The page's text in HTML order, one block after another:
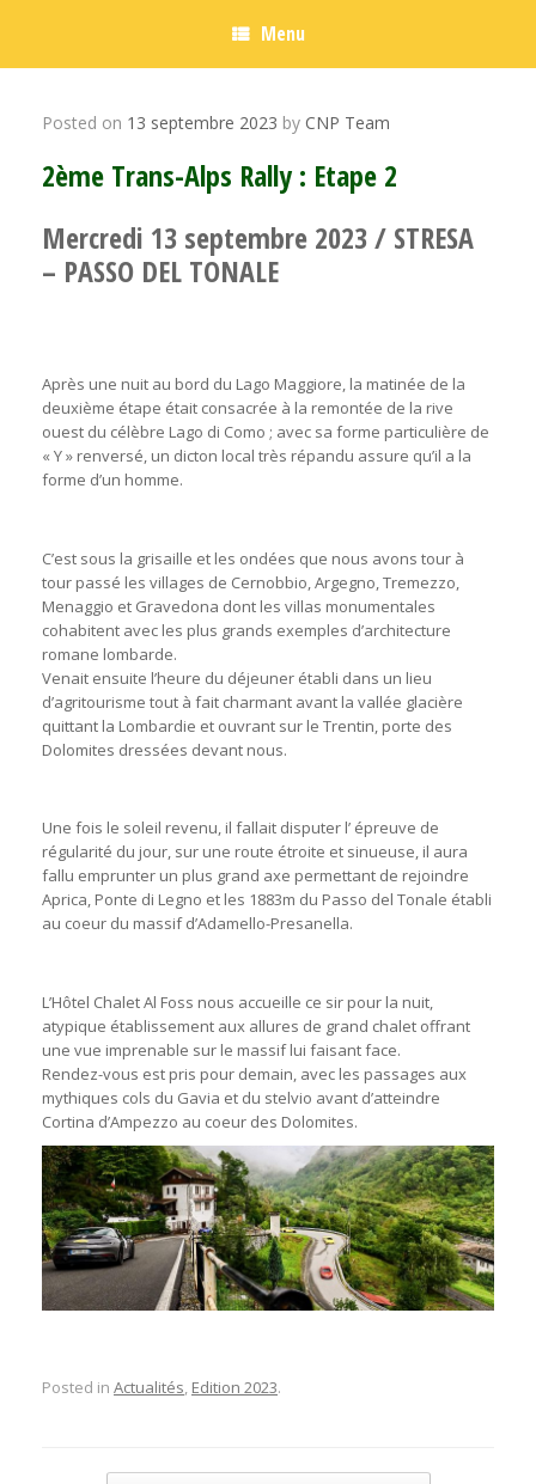
Menu
Posted on 13 septembre 2023 by CNP Team
2ème Trans-Alps Rally : Etape 2
Mercredi 13 septembre 2023 / STRESA
– PASSO DEL TONALE
Après une nuit au bord du Lago Maggiore, la matinée de la
deuxième étape était consacrée à la remontée de la rive
ouest du célèbre Lago di Como ; avec sa forme particulière de
« Y » renversé, un dicton local très répandu assure qu’il a la
forme d’un homme.
C’est sous la grisaille et les ondées que nous avons tour à
tour passé les villages de Cernobbio, Argegno, Tremezzo,
Menaggio et Gravedona dont les villas monumentales
cohabitent avec les plus grands exemples d’architecture
romane lombarde.
Venait ensuite l’heure du déjeuner établi dans un lieu
d’agritourisme tout à fait charmant avant la vallée glacière
quittant la Lombardie et ouvrant sur le Trentin, porte des
Dolomites dressées devant nous.
Une fois le soleil revenu, il fallait disputer l’ épreuve de
régularité du jour, sur une route étroite et sinueuse, il aura
fallu emprunter un plus grand axe permettant de rejoindre
Aprica, Ponte di Legno et les 1883m du Passo del Tonale établi
au coeur du massif d’Adamello-Presanella.
L’Hôtel Chalet Al Foss nous accueille ce sir pour la nuit,
atypique établissement aux allures de grand chalet offrant
une vue imprenable sur le massif lui faisant face.
Rendez-vous est pris pour demain, avec les passages aux
mythiques cols du Gavia et du stelvio avant d’atteindre
Cortina d’Ampezzo au coeur des Dolomites.
Posted in Actualités, Edition 2023.